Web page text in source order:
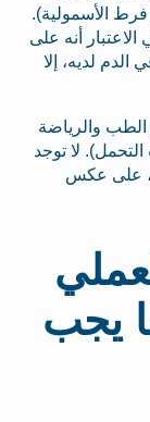
فرط الأسمولية).
أنه على
لديه، إلا
والرياضة
لا توجد
على عكس
العملي
يجب